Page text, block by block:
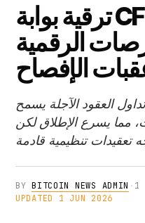
ترقية بوابة CFTC تسرّع إطلاق
الرقمية
الإفصاح
العقود الآجلة يسمح
مما يسرع الإطلاق لكن
BYBITCOIN NEWS ADMIN · 1
UPDATED 1 JUN 2026